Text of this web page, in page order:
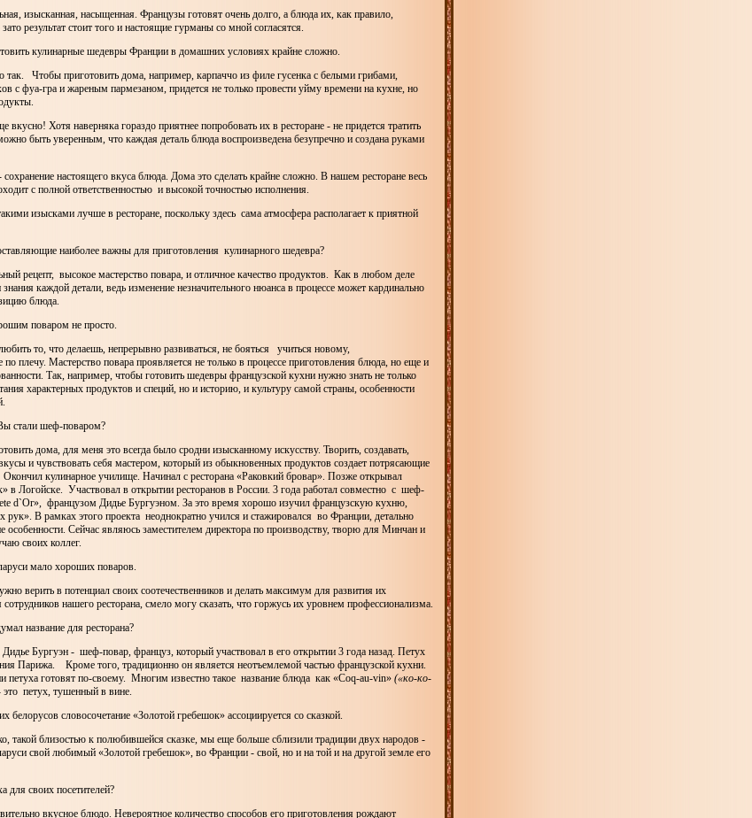
изысканная, насыщенная. Французы готовят очень долго, а блюда их, как правило,
результат стоит того и настоящие гурманы со мной согласятся.
кулинарные шедевры Франции в домашних условиях крайне сложно.
так. Чтобы приготовить дома, например, карпаччо из филе гусенка с белыми грибами,
с фуа-гра и жареным пармезаном, придется не только провести уйму времени на кухне, но
вкусно! Хотя наверняка гораздо приятнее попробовать их в ресторане - не придется тратить
быть уверенным, что каждая деталь блюда воспроизведена безупречно и создана руками
настоящего вкуса блюда. Дома это сделать крайне сложно. В нашем ресторане весь
с полной ответственностью и высокой точностью исполнения.
изысками лучше в ресторане, поскольку здесь сама атмосфера располагает к приятной
наиболее важны для приготовления кулинарного шедевра?
рецепт, высокое мастерство повара, и отличное качество продуктов. Как в любом деле
каждой детали, ведь изменение незначительного нюанса в процессе может кардинально
блюда.
поваром не просто.
то, что делаешь, непрерывно развиваться, не бояться учиться новому,
по плечу. Мастерство повара проявляется не только в процессе приготовления блюда, но еще и
Так, например, чтобы готовить шедевры французской кухни нужно знать не только
характерных продуктов и специй, но и историю, и культуру самой страны, особенности
стали шеф-поваром?
дома, для меня это всегда было сродни изысканному искусству. Творить, создавать,
и чувствовать себя мастером, который из обыкновенных продуктов создает потрясающие
кулинарное училище. Начинал с ресторана «Раковкий бровар». Позже открывал
в Логойске. Участвовал в открытии ресторанов в России. 3 года работал совместно с шеф-
d`Or», французом Дидье Бургуэном. За это время хорошо изучил французскую кухню,
рук». В рамках этого проекта неоднократно учился и стажировался во Франции, детально
особенности. Сейчас являюсь заместителем директора по производству, творю для Минчан и
своих коллег.
мало хороших поваров.
верить в потенциал своих соотечественников и делать максимум для развития их
сотрудников нашего ресторана, смело могу сказать, что горжусь их уровнем профессионализма.
название для ресторана?
Бургуэн - шеф-повар, француз, который участвовал в его открытии 3 года назад. Петух
Парижа. Кроме того, традиционно он является неотъемлемой частью французской кухни.
петуха готовят по-своему. Многим известно такое название блюда как «Сoq-au-vin» («ко-ко-
это петух, тушенный в вине.
белорусов словосочетание «Золотой гребешок» ассоциируется со сказкой.
такой близостью к полюбившейся сказке, мы еще больше сблизили традиции двух народов -
свой любимый «Золотой гребешок», во Франции - свой, но и на той и на другой земле его
для своих посетителей?
вкусное блюдо. Невероятное количество способов его приготовления рождают